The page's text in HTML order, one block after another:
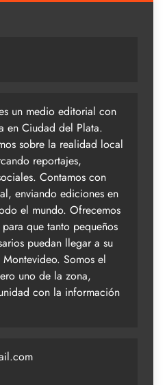
un medio editorial con
en Ciudad del Plata.
sobre la realidad local
reportajes,
Contamos con
enviando ediciones en
el mundo. Ofrecemos
que tanto pequeños
puedan llegar a su
Somos el
uno de la zona,
con la información